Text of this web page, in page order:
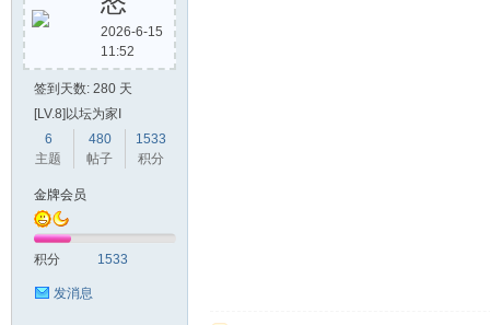
2026-6-15
11:52
签到天数: 280 天
[LV.8]以坛为家I
6
主题
480
帖子
1533
积分
金牌会员
积分 1533
发消息